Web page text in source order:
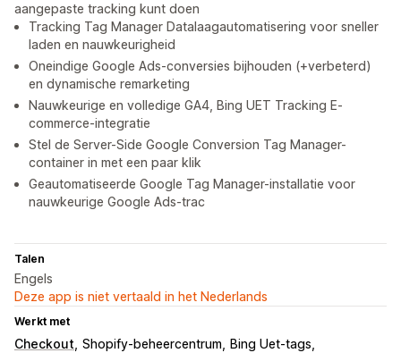
aangepaste tracking kunt doen
Tracking Tag Manager Datalaagautomatisering voor sneller
laden en nauwkeurigheid
Oneindige Google Ads-conversies bijhouden (+verbeterd)
en dynamische remarketing
Nauwkeurige en volledige GA4, Bing UET Tracking E-
commerce-integratie
Stel de Server-Side Google Conversion Tag Manager-
container in met een paar klik
Geautomatiseerde Google Tag Manager-installatie voor
nauwkeurige Google Ads-trac
Talen
Engels
Deze app is niet vertaald in het Nederlands
Werkt met
Checkout Shopify-beheercentrum
Bing Uet-tags